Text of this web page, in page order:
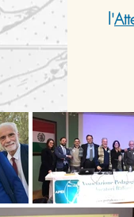
l'